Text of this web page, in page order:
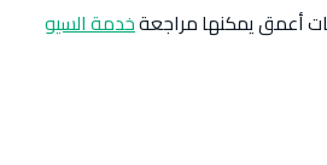
أعمق يمكنها مراجعةخدمة السيو